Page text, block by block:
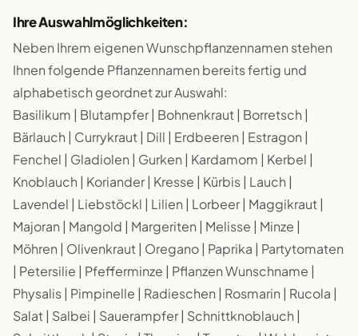
Ihre Auswahlmöglichkeiten:
Neben Ihrem eigenen Wunschpflanzennamen stehen
Ihnen folgende Pflanzennamen bereits fertig und
alphabetisch geordnet zur Auswahl:
Basilikum | Blutampfer | Bohnenkraut | Borretsch |
Bärlauch | Currykraut | Dill | Erdbeeren | Estragon |
Fenchel | Gladiolen | Gurken | Kardamom | Kerbel |
Knoblauch | Koriander | Kresse | Kürbis | Lauch |
Lavendel | Liebstöckl | Lilien | Lorbeer | Maggikraut |
Majoran | Mangold | Margeriten | Melisse | Minze |
Möhren | Olivenkraut | Oregano | Paprika | Partytomaten
| Petersilie | Pfefferminze | Pflanzen Wunschname |
Physalis | Pimpinelle | Radieschen | Rosmarin | Rucola |
Salat | Salbei | Sauerampfer | Schnittknoblauch |